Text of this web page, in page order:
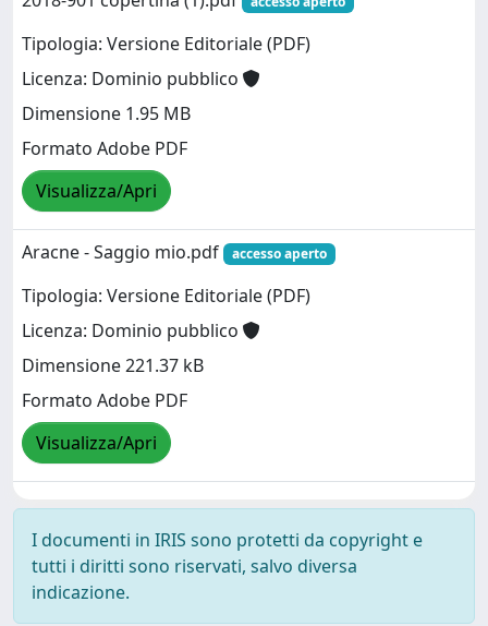
Tipologia: Versione Editoriale (PDF)
Licenza: Dominio pubblico
Dimensione 1.95 MB
Formato Adobe PDF
Visualizza/Apri
Aracne - Saggio mio.pdf accesso aperto
Tipologia: Versione Editoriale (PDF)
Licenza: Dominio pubblico
Dimensione 221.37 kB
Formato Adobe PDF
Visualizza/Apri
I documenti in IRIS sono protetti da copyright e
tutti i diritti sono riservati, salvo diversa
indicazione.